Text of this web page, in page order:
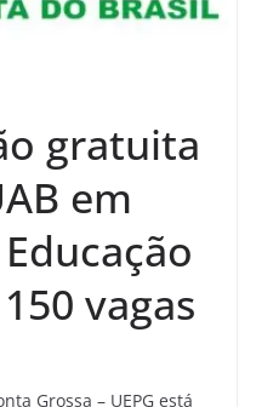
gratuita
em
vagas
Grossa – UEPG está